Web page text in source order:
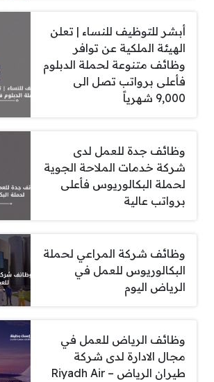
أبشر للتوظيف للنساء | تعلن
الهيئة الملكية عن توافر
وظائف متنوعة لحملة الدبلوم
فأعلى برواتب تصل الى
9,000 شهرياً
وظائف جدة للعمل لدى
شركة خدمات الملاحة الجوية
لحملة البكالوريوس فأعلى
برواتب عالية
وظائف شركة المراعي لحملة
البكالوريوس للعمل في
الرياض اليوم
وظائف الرياض للعمل في
مجال الادارة لدى شركة
طيران الرياض – Riyadh Air